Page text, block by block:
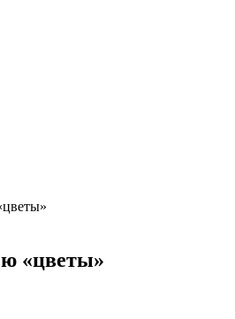
«цветы»